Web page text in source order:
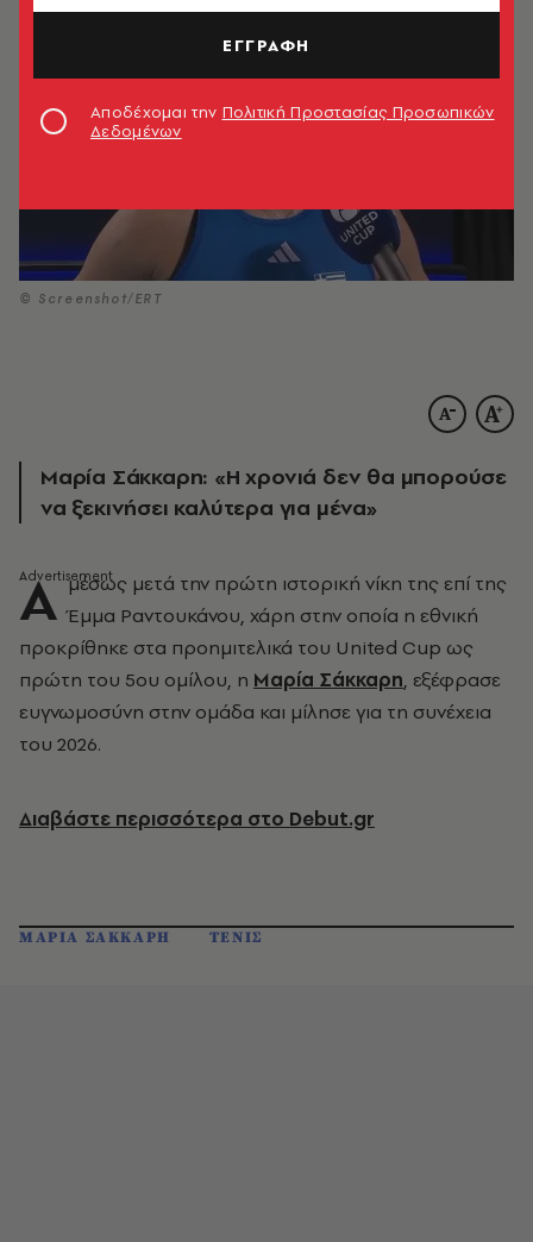
© Screenshot/ERT
Μαρία Σάκκαρη: «Η χρονιά δεν θα μπορούσε
να ξεκινήσει καλύτερα για μένα»
Α μέσως μετά την πρώτη ιστορική νίκη της επί της
Έμμα Ραντουκάνου, χάρη στην οποία η εθνική
προκρίθηκε στα προημιτελικά του United Cup ως
πρώτη του 5ου ομίλου, η Μαρία Σάκκαρη, εξέφρασε
ευγνωμοσύνη στην ομάδα και μίλησε για τη συνέχεια
του 2026.
Διαβάστε περισσότερα στο Debut.gr
ΜΑΡΙΑ ΣΑΚΚΑΡΗ ΤΕΝΙΣ
ΕΓΓΡΑΦΗ
Αποδέχομαι την Πολιτική Προστασίας Προσωπικών
Δεδομένων